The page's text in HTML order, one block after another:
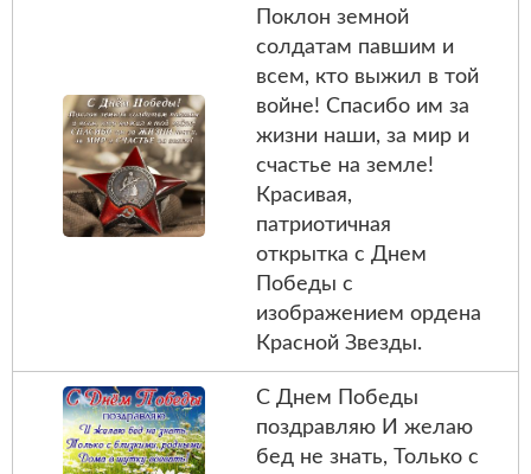
Поклон земной
солдатам павшим и
всем, кто выжил в той
войне! Спасибо им за
жизни наши, за мир и
счастье на земле!
Красивая,
патриотичная
открытка с Днем
Победы с
изображением ордена
Красной Звезды.
С Днем Победы
поздравляю И желаю
бед не знать, Только с